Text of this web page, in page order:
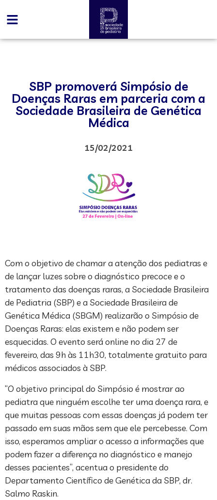
SBP promoverá Simpósio de
Doenças Raras em parceria com a
Sociedade Brasileira de Genética
Médica
15/02/2021
Com o objetivo de chamar a atenção dos pediatras e
de lançar luzes sobre o diagnóstico precoce e o
tratamento das doenças raras, a Sociedade Brasileira
de Pediatria (SBP) e a Sociedade Brasileira de
Genética Médica (SBGM) realizarão o Simpósio de
Doenças Raras: elas existem e não podem ser
esquecidas. O evento será online no dia 27 de
fevereiro, das 9h às 11h30, totalmente gratuito para
médicos associados à SBP.
“O objetivo principal do Simpósio é mostrar ao
pediatra que ninguém escolhe ter uma doença rara, e
que muitas pessoas com essas doenças já podem ter
passado em suas mãos sem que ele percebesse. Com
isso, esperamos ampliar o acesso a informações que
podem fazer a diferença no diagnóstico e manejo
desses pacientes”, acentua o presidente do
Departamento Científico de Genética da SBP, dr.
Salmo Raskin.